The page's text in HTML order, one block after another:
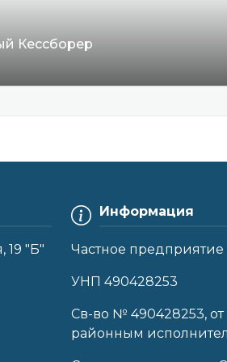
Кессборер
19 "Б"
Информация
Частное предприятие
УНП 490428253
Cв-во № 490428253,
районным